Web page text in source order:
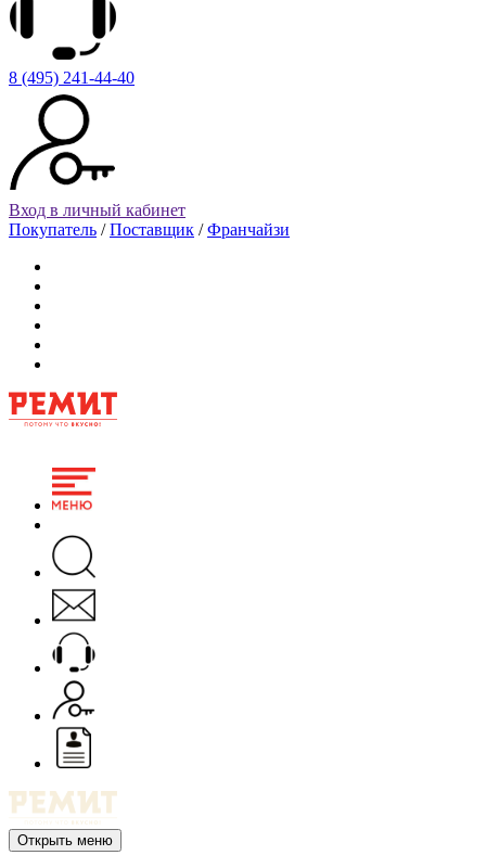
8 (495) 241-44-40
Вход в личный кабинет
Покупатель /Поставщик /Франчайзи
Открыть меню